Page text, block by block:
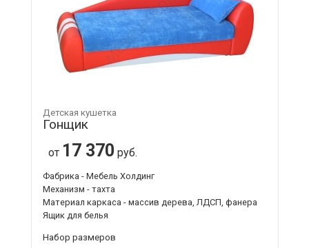
Детская кушетка
Гонщик
от 17 370 руб.
Фабрика - Мебель Холдинг
Механизм - тахта
Материал каркаса - массив дерева, ЛДСП, фанера
Ящик для белья
Набор размеров